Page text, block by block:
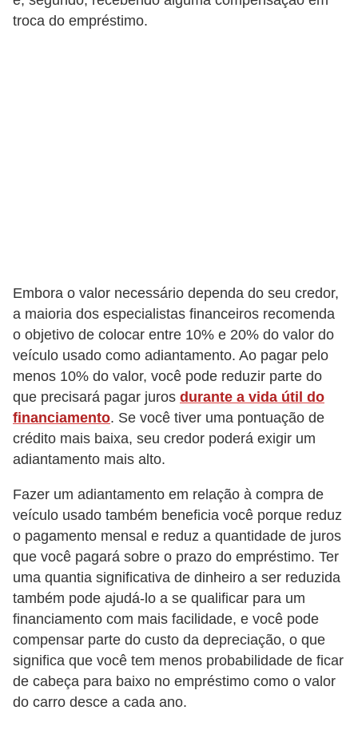
troca do empréstimo.
Embora o valor necessário dependa do seu credor,
a maioria dos especialistas financeiros recomenda
o objetivo de colocar entre 10% e 20% do valor do
veículo usado como adiantamento. Ao pagar pelo
menos 10% do valor, você pode reduzir parte do
que precisará pagar juros durante a vida útil do
financiamento. Se você tiver uma pontuação de
crédito mais baixa, seu credor poderá exigir um
adiantamento mais alto.
Fazer um adiantamento em relação à compra de
veículo usado também beneficia você porque reduz
o pagamento mensal e reduz a quantidade de juros
que você pagará sobre o prazo do empréstimo. Ter
uma quantia significativa de dinheiro a ser reduzida
também pode ajudá-lo a se qualificar para um
financiamento com mais facilidade, e você pode
compensar parte do custo da depreciação, o que
significa que você tem menos probabilidade de ficar
de cabeça para baixo no empréstimo como o valor
do carro desce a cada ano.
e
e
g
u
r
o
a
u
t
T
r
a
n
p
o
r
t